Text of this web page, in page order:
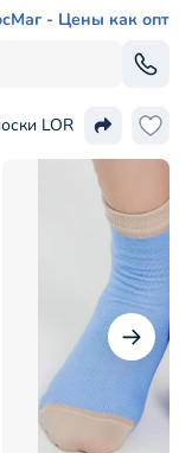
- Цены как опт
LORENZline